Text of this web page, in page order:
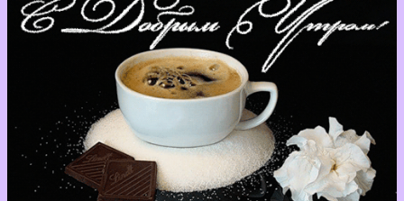
Загрузка картинки...